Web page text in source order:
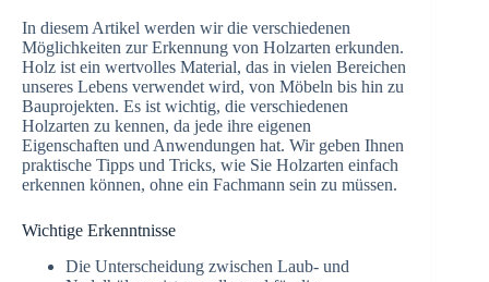
In diesem Artikel werden wir die verschiedenen
Möglichkeiten zur Erkennung von Holzarten erkunden.
Holz ist ein wertvolles Material, das in vielen Bereichen
unseres Lebens verwendet wird, von Möbeln bis hin zu
Bauprojekten. Es ist wichtig, die verschiedenen
Holzarten zu kennen, da jede ihre eigenen
Eigenschaften und Anwendungen hat. Wir geben Ihnen
praktische Tipps und Tricks, wie Sie Holzarten einfach
erkennen können, ohne ein Fachmann sein zu müssen.
Wichtige Erkenntnisse
Die Unterscheidung zwischen Laub- und